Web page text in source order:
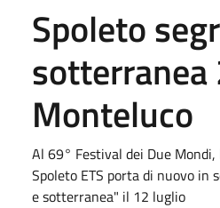
Spoleto
Monteluco
Al 69° Festival dei Due
Spoleto ETS porta di nuovo in
e sotterranea" il 12 luglio